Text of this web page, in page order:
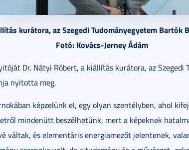
kurátora, az Szegedi Tudományegyetem Bartók
Fotó: Kovács-Jerney Ádám
Dr. Nátyi Róbert, a kiállítás kurátora, az Szegedi
nyitotta meg.
képzelünk el, egy olyan szentélyben, ahol
mindenütt beszélhetünk, mert a képeknek
váltak, és elementáris energiamezőt jelentenek,